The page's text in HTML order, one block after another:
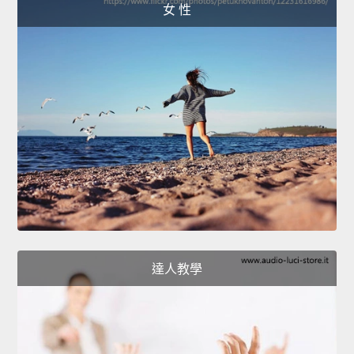
女 性
達人教學